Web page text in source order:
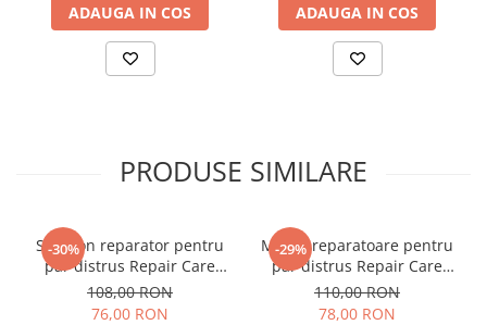
ADAUGA IN COS ADAUGA IN COS
PRODUSE SIMILARE
-30%
Sampon reparator pentru
par distrus Repair Care
1000 ml
108,00 RON
76,00 RON
-29%
Masca reparatoare pentru
par distrus Repair Care
1000 ml
110,00 RON
78,00 RON